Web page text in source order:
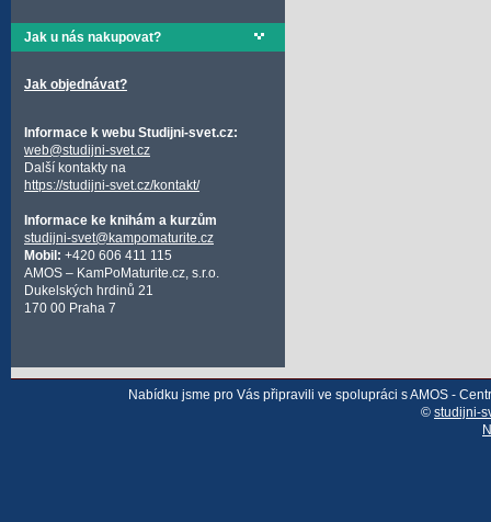
Jak u nás nakupovat?
Jak objednávat?
Informace k webu Studijni-svet.cz:
web@studijni-svet.cz
Další kontakty na
https://studijni-svet.cz/kontakt/
Informace ke knihám a kurzům
studijni-svet@kampomaturite.cz
Mobil: +420 606 411 115
AMOS – KamPoMaturite.cz, s.r.o.
Dukelských hrdinů 21
170 00 Praha 7
Nabídku jsme pro Vás připravili ve spolupráci s AMOS -
© studijni-